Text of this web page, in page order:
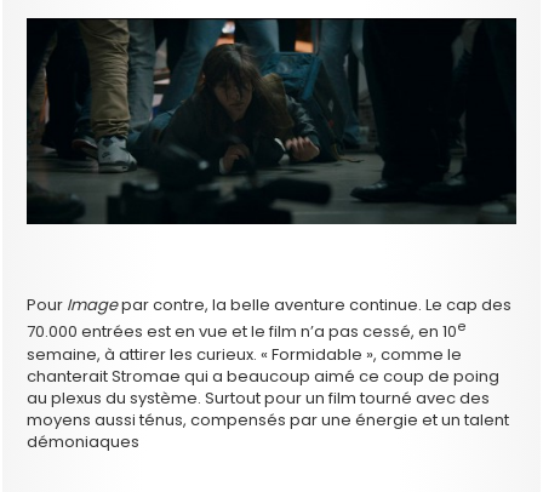
Pour Imagepar contre, la belle aventure continue. Le cap des
70.000 entrées est en vue et le film n’a pas cessé, en 10e
semaine, à attirer les curieux. « Formidable », comme le
chanterait Stromae qui a beaucoup aimé ce coup de poing
au plexus du système. Surtout pour un film tourné avec des
moyens aussi ténus, compensés par une énergie et un talent
démoniaques